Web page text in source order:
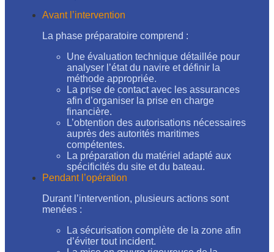
Avant l’intervention
La phase préparatoire comprend :
Une évaluation technique détaillée pour
analyser l’état du navire et définir la
méthode appropriée.
La prise de contact avec les assurances
afin d’organiser la prise en charge
financière.
L’obtention des autorisations nécessaires
auprès des autorités maritimes
compétentes.
La préparation du matériel adapté aux
spécificités du site et du bateau.
Pendant l’opération
Durant l’intervention, plusieurs actions sont
menées :
La sécurisation complète de la zone afin
d’éviter tout incident.